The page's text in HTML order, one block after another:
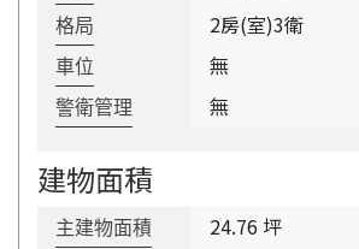
格局 2房(室)3衛
車位 無
警衛管理 無
建物面積
主建物面積 24.76 坪